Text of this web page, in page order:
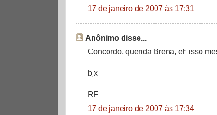
17 de janeiro de 2007 às 17:31
Anônimo disse...
Concordo, querida Brena, eh isso
bjx
RF
17 de janeiro de 2007 às 17:34